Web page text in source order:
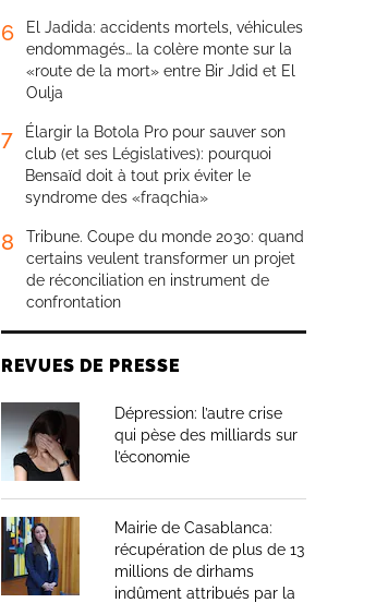
6
El Jadida: accidents mortels, véhicules
endommagés… la colère monte sur la
«route de la mort» entre Bir Jdid et El
Oulja
7
Élargir la Botola Pro pour sauver son
club (et ses Législatives): pourquoi
Bensaïd doit à tout prix éviter le
syndrome des «fraqchia»
8
Tribune. Coupe du monde 2030: quand
certains veulent transformer un projet
de réconciliation en instrument de
confrontation
REVUES DE PRESSE
Dépression: l’autre crise
qui pèse des milliards sur
l’économie
Mairie de Casablanca:
récupération de plus de 13
millions de dirhams
indûment attribués par la